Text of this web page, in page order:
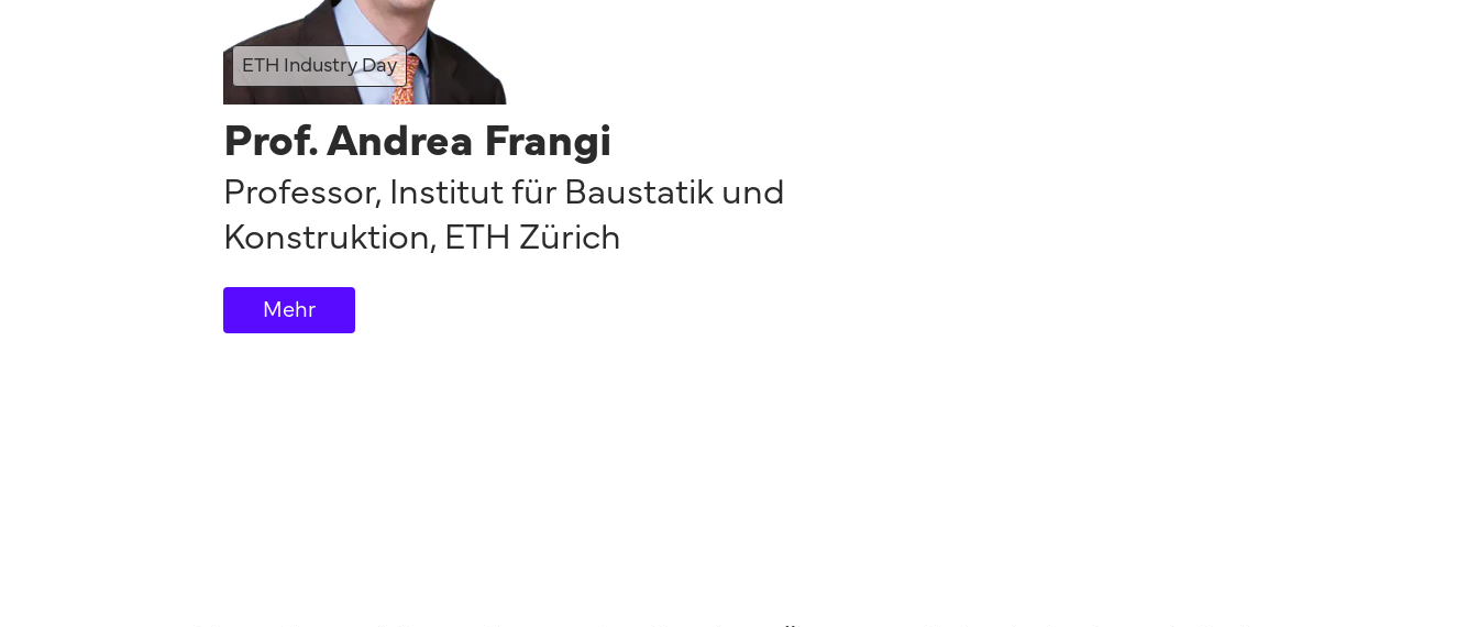
ETH Industry Day
Prof. Andrea Frangi
Professor, Institut für Baustatik und
Konstruktion, ETH Zürich
Mehr